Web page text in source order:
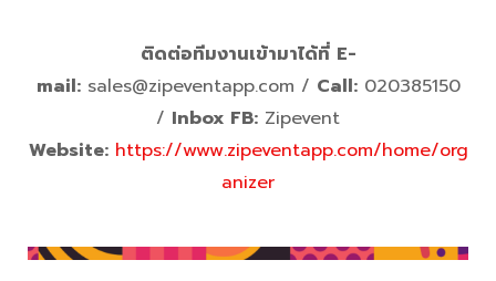
ติดต่อทีมงานเข้ามาได้ที่ E-
mail:sales@zipeventapp.com / Call:020385150
/ Inbox FB: Zipevent
Website: https://www.zipeventapp.com/home/org
anizer